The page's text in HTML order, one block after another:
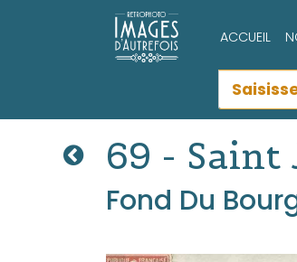
ACCUEIL
69 - Saint
Fond Du